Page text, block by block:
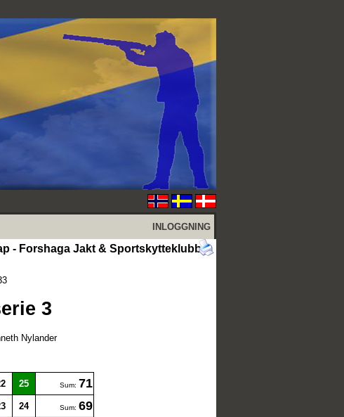
INLOGGNING
- Forshaga Jakt & Sportskytteklubb
3
Nylander
25 Sum: 71
24 Sum: 69